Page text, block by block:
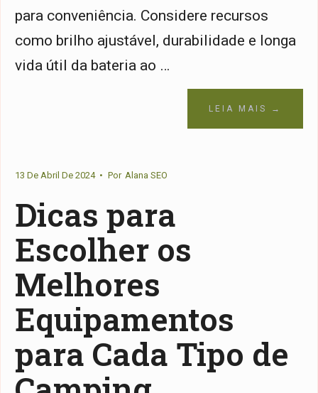
para conveniência. Considere recursos
como brilho ajustável, durabilidade e longa
vida útil da bateria ao …
LEIA MAIS →
13 De Abril De 2024 • Por Alana SEO
Dicas para
Escolher os
Melhores
Equipamentos
para Cada Tipo de